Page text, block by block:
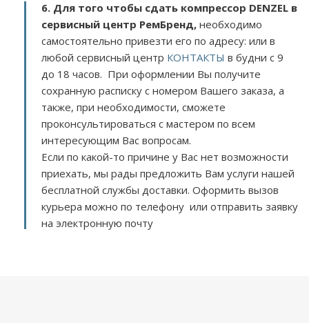
6. Для того чтобы сдать компрессор DENZEL в
сервисный центр РемБренд, необходимо
самостоятельно привезти его по адресу: или в
любой сервисный центр КОНТАКТЫ в будни с 9
до 18 часов. При оформлении Вы получите
сохранную расписку с номером Вашего заказа, а
также, при необходимости, сможете
проконсультироваться с мастером по всем
интересующим Вас вопросам.
Если по какой-то причине у Вас нет возможности
приехать, мы рады предложить Вам услуги нашей
бесплатной службы доставки. Оформить вызов
курьера можно по телефону или отправить заявку
на электронную почту